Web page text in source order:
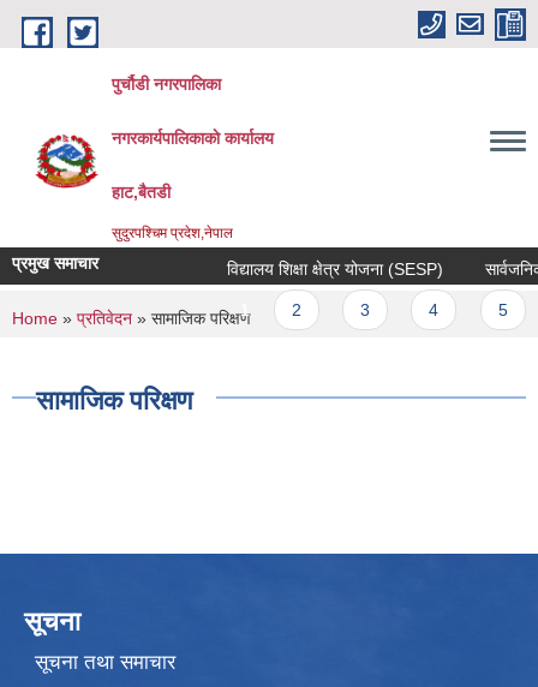
Skip to main content
पुर्चौडी नगरपालिका
नगरकार्यपालिकाकाे कार्यालय
हाट,बैतडी
सुदुरपश्चिम प्रदेश,नेपाल
प्रमुख समाचार विद्यालय शिक्षा क्षेत्र योजना (SESP)
Pages
1
You are here
Home » प्रतिवेदन » सामाजिक परिक्षण
सामाजिक परिक्षण
सूचना
सूचना तथा समाचार